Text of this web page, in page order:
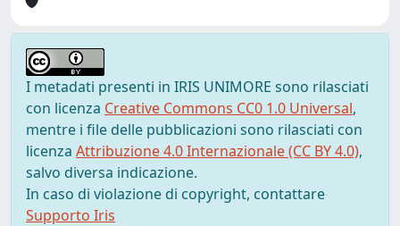
I metadati presenti in IRIS UNIMORE sono rilasciati
con licenza Creative Commons CC0 1.0 Universal,
mentre i file delle pubblicazioni sono rilasciati con
licenza Attribuzione 4.0 Internazionale (CC BY 4.0),
salvo diversa indicazione.
In caso di violazione di copyright, contattare
Supporto Iris